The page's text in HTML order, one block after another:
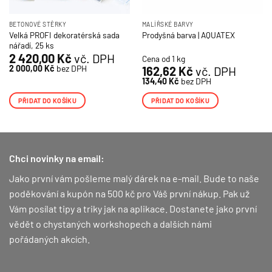
BETONOVÉ STĚRKY
Velká PROFI dekoratérská sada
nářadí, 25 ks
2 420,00 Kč vč. DPH
2 000,00Kč bez DPH
PŘIDAT DO KOŠÍKU
MALÍŘSKÉ BARVY
Prodyšná barva | AQUATEX
Cena od 1 kg
162,62 Kč vč. DPH
134,40Kč bez DPH
PŘIDAT DO KOŠÍKU
Chci novinky na email:
Jako první vám pošleme malý dárek na e-mail. Bude to naše
poděkování a kupón na 500 kč pro Váš první nákup. Pak už
Vám posílat tipy a triky jak na aplikace. Dostanete jako první
vědět o chystaných workshopech a dalších námi
pořádaných akcích.